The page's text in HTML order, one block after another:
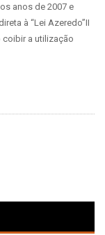
anos de 2007 e
à “Lei Azeredo”II
coibir a utilização